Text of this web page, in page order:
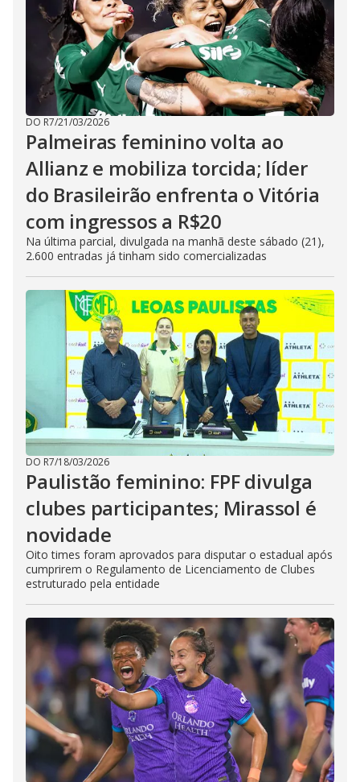
DO R7/21/03/2026
Palmeiras feminino volta ao
Allianz e mobiliza torcida; líder
do Brasileirão enfrenta o Vitória
com ingressos a R$20
Na última parcial, divulgada na manhã deste sábado (21),
2.600 entradas já tinham sido comercializadas
DO R7/18/03/2026
Paulistão feminino: FPF divulga
clubes participantes; Mirassol é
novidade
Oito times foram aprovados para disputar o estadual após
cumprirem o Regulamento de Licenciamento de Clubes
estruturado pela entidade